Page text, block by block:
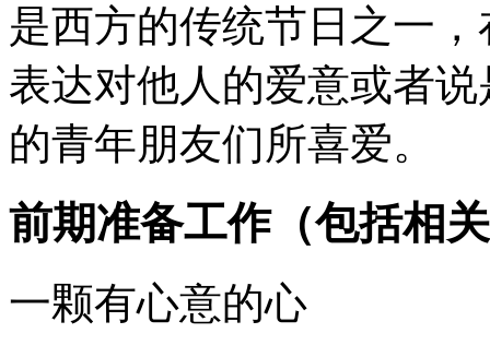
是西方的传统节日之一
表达对他人的爱意或者
的青年朋友们所喜爱。
前期准备工作（包括相
一颗有心意的心